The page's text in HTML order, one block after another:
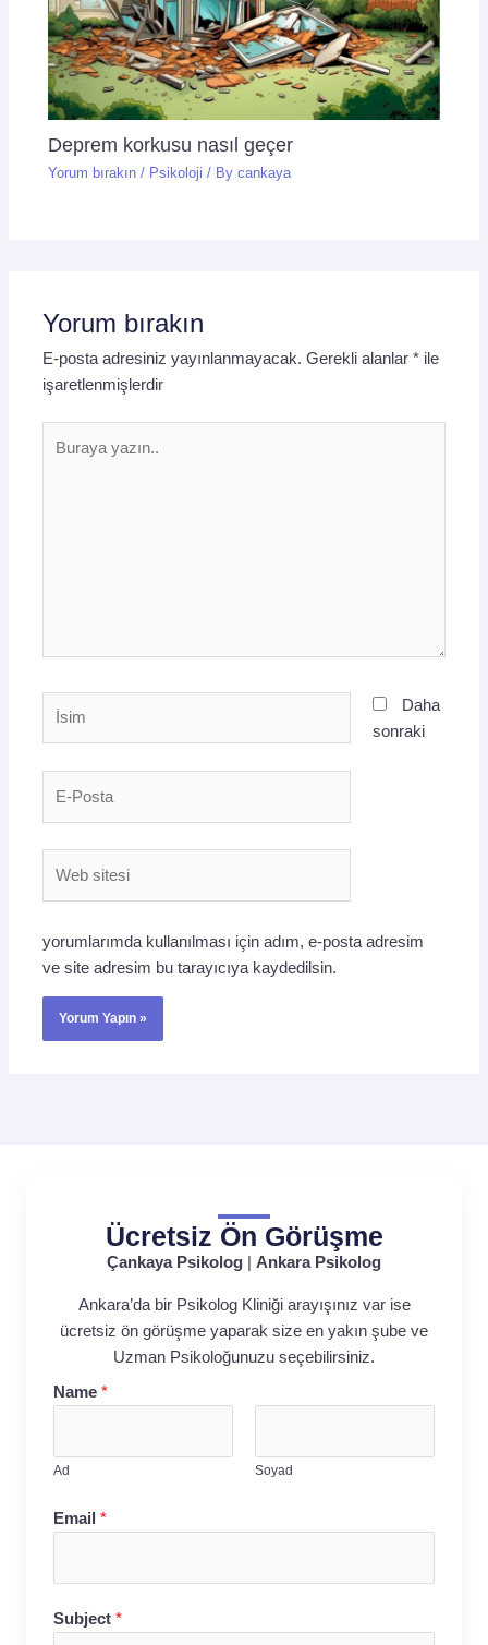
Deprem korkusu nasıl geçer
Yorum bırakın / Psikoloji / Bycankaya
Yorum bırakın
E-posta adresiniz yayınlanmayacak. Gerekli alanlar* ile
işaretlenmişlerdir
yazın..
Daha
sonraki
yorumlarımda kullanılması için adım, e-posta adresim
ve site adresim bu tarayıcıya kaydedilsin.
Ücretsiz Ön Görüşme
Çankaya Psikolog Ankara Psikolog
Ankara’da bir Psikolog Kliniği arayışınız var ise
ücretsiz ön görüşme yaparak size en yakın şube ve
Uzman Psikoloğunuzu seçebilirsiniz.
Name *
Ad Soyad
Email *
Subject *